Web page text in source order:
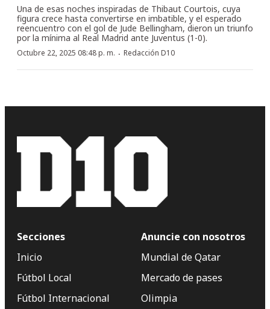
Una de esas noches inspiradas de Thibaut Courtois, cuya
figura crece hasta convertirse en imbatible, y el esperado
reencuentro con el gol de Jude Bellingham, dieron un triunfo
por la mínima al Real Madrid ante Juventus (1-0).
Octubre 22, 2025 08:48 p. m. · Redacción D10
Secciones
Inicio
Fútbol Local
Fútbol Internacional
Anuncie con nosotros
Mundial de Qatar
Mercado de pases
Olimpia